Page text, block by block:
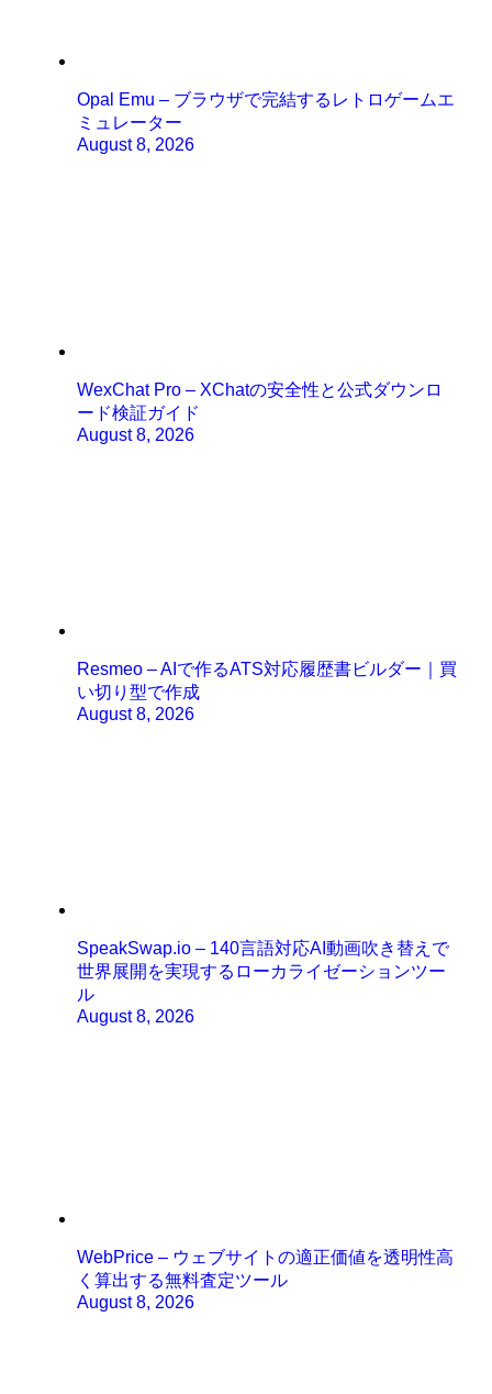
Opal Emu – ブラウザで完結するレトロゲームエ
ミュレーター
August 8, 2026
WexChat Pro – XChatの安全性と公式ダウンロ
ード検証ガイド
August 8, 2026
Resmeo – AIで作るATS対応履歴書ビルダー｜買
い切り型で作成
August 8, 2026
SpeakSwap.io – 140言語対応AI動画吹き替えで
世界展開を実現するローカライゼーションツー
ル
August 8, 2026
WebPrice – ウェブサイトの適正価値を透明性高
く算出する無料査定ツール
August 8, 2026